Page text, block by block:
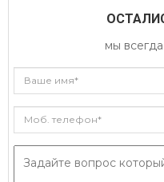
мы